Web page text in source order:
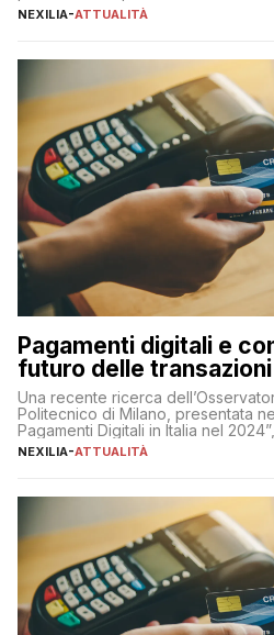
sua complessità e crucialità. A
NEXILIA-ATTUALITÀ
Pagamenti digitali e
futuro delle
Una recente ricerca
Politecnico di Milano, presentata
Pagamenti Digitali in Italia nel
definitivi del primo semestre 2024
NEXILIA-ATTUALITÀ